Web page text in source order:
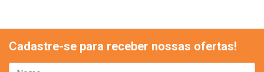
Cadastre-se para receber nossas ofertas!